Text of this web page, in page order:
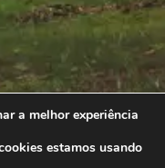
a melhor experiência
estamos usando